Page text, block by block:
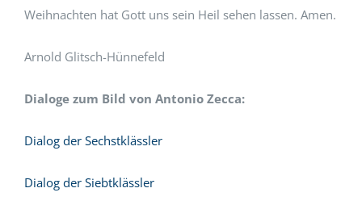
Weihnachten hat Gott uns sein Heil sehen lassen. Amen.
Arnold Glitsch-Hünnefeld
Dialoge zum Bild von Antonio Zecca:
Dialog der Sechstklässler
Dialog der Siebtklässler